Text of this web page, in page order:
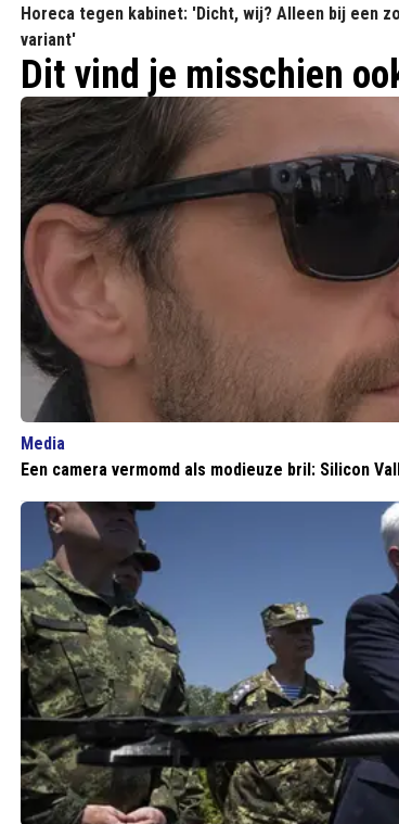
Horeca tegen kabinet: 'Dicht, wij? Alleen bij een
variant'
Dit vind je misschien
Media
Een camera vermomd als modieuze bril: Silicon